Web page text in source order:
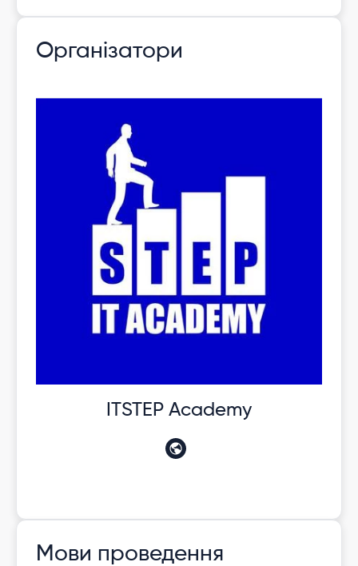
Організатори
ITSTEP Academy
Мови проведення